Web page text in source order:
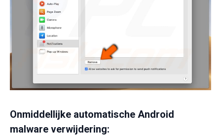
Onmiddellijke automatische Android
malware verwijdering: